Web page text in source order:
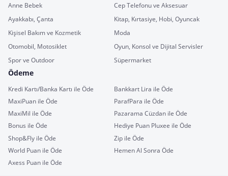
Anne Bebek
Cep Telefonu ve Aksesuar
Ayakkabı, Çanta
Kitap, Kırtasiye, Hobi, Oyuncak
Kişisel Bakım ve Kozmetik
Moda
Otomobil, Motosiklet
Oyun, Konsol ve Dijital Servisler
Spor ve Outdoor
Süpermarket
Ödeme
Kredi Kartı/Banka Kartı ile Öde
Bankkart Lira ile Öde
MaxiPuan ile Öde
ParafPara ile Öde
MaxiMil ile Öde
Pazarama Cüzdan ile Öde
Bonus ile Öde
Hediye Puan Pluxee ile Öde
Shop&Fly ile Öde
Zip ile Öde
World Puan ile Öde
Hemen Al Sonra Öde
Axess Puan ile Öde